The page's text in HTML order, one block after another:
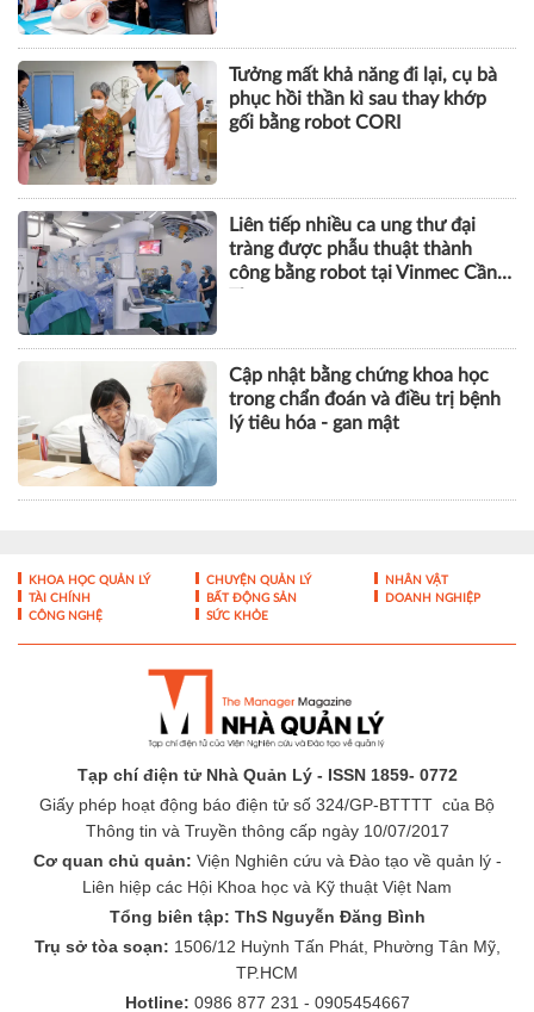
Tưởng mất khả năng đi lại, cụ bà
phục hồi thần kì sau thay khớp
gối bằng robot CORI
Liên tiếp nhiều ca ung thư đại
tràng được phẫu thuật thành
công bằng robot tại Vinmec Cần
Cập nhật bằng chứng khoa học
trong chẩn đoán và điều trị bệnh
lý tiêu hóa - gan mật
KHOA HỌC QUẢN LÝ CHUYỆN QUẢN LÝ
NHÂN VẬT
TÀI CHÍNH
BẤT ĐỘNG SẢN
DOANH NGHIỆP
CÔNG NGHỆ
SỨC KHỎE
Tạp chí điện tử Nhà Quản Lý - ISSN 1859- 0772
Giấy phép hoạt động báo điện tử số 324/GP-BTTTT của Bộ
Thông tin và Truyền thông cấp ngày 10/07/2017
Cơ quan chủ quản: Viện Nghiên cứu và Đào tạo về quản lý -
Liên hiệp các Hội Khoa học và Kỹ thuật Việt Nam
Tổng biên tập: ThS Nguyễn Đăng Bình
Trụ sở tòa soạn: 1506/12 Huỳnh Tấn Phát, Phường Tân Mỹ,
TP.HCM
Hotline: 0986 877 231 - 0905454667